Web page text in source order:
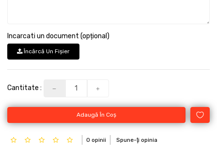
Incarcati un document (opțional)
Încărcă Un Fişier
Cantitate :
Adaugă În Coş
0 opinii Spune-ţi opinia